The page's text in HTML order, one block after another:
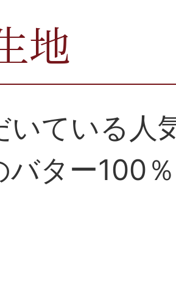
地
いている人
バター100